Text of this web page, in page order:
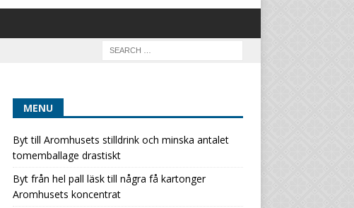
MENU
Byt till Aromhusets stilldrink och minska antalet
tomemballage drastiskt
Byt från hel pall läsk till några få kartonger
Aromhusets koncentrat